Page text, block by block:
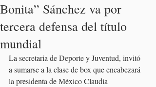
Bonita” Sánchez va por
tercera defensa del título
mundial
La secretaria de Deporte y Juventud, invitó
a sumarse a la clase de box que encabezará
la presidenta de México Claudia